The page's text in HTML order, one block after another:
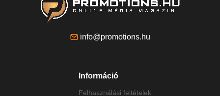
info@promotions.hu
Információ
Felhasználási feltételek